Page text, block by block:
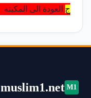
ج العودة الى المكبتة
M1
muslim1.net